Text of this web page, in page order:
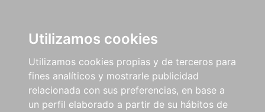
Utilizamos cookies
Utilizamos cookies propias y de terceros para
fines analíticos y mostrarle publicidad
relacionada con sus preferencias, en base a
un perfil elaborado a partir de su hábitos de